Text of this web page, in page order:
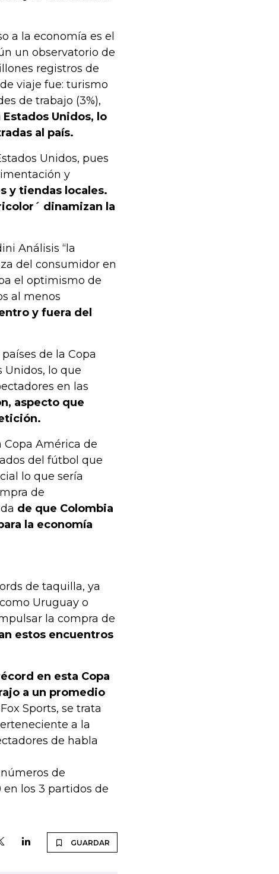
a la economía es el
un observatorio de
registros de
viaje fue: turismo
de trabajo (3%),
Unidos, lo
al país.
Unidos, pues
y
y tiendas locales.
dinamizan la
Análisis “la
del consumidor en
el optimismo de
al menos
y fuera del
de la Copa
Unidos, lo que
en las
aspecto que
América de
del fútbol que
lo que sería
de
de que Colombia
la economía
de taquilla, ya
Uruguay o
la compra de
estos encuentros
en esta Copa
a un promedio
Sports, se trata
a la
de habla
de
en los 3 partidos de
GUARDAR